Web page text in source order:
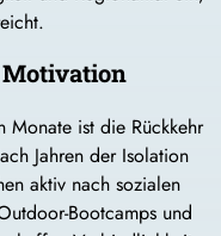
Motivation
Monate ist die Rückkehr
Jahren der Isolation
aktiv nach sozialen
Bootcamps und